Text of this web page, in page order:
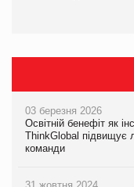
03 березня 2026
Освітній бенефіт як
ThinkGlobal підвищує
команди